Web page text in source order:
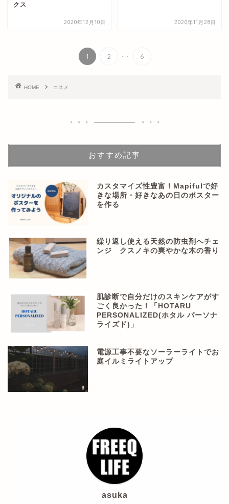
クス
2020年12月10日 2020年11月28日
1 2 ... 6
HOME コスメ
おすすめ記事
カスタマイズ性豊富！Mapifulで好
きな場所・好きなあの日のポスター
を作る
繰り返し使える天然の防虫剤へチェ
ンジ クスノキの爽やかな木の香り
肌診断で自分だけのスキンケアがす
ごく良かった！「HOTARU
PERSONALIZED(ホタル パーソナ
ライズド)」
電源工事不要なソーラーライトでお
庭イルミライトアップ
asuka